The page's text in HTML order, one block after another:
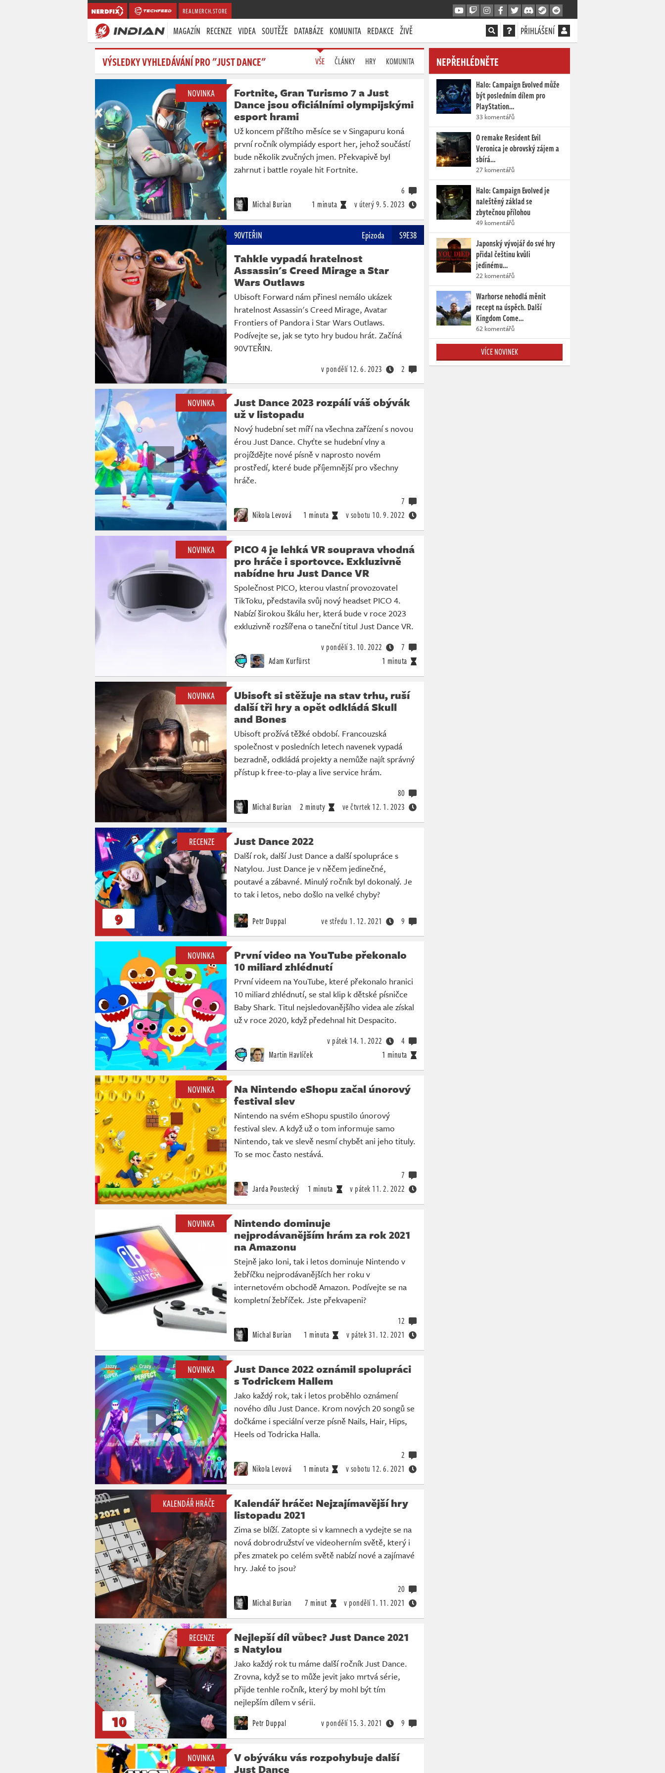
REALMERCH.STORE
MAGAZÍN RECENZE VIDEA SOUTĚŽE DATABÁZE KOMUNITA REDAKCE ŽIVĚ PŘIHLÁŠENÍ
VÝSLEDKY VYHLEDÁVÁNÍ PRO "JUST DANCE" VŠE ČLÁNKY HRY KOMUNITA
NOVINKA
Fortnite, Gran Turismo 7 a Just
Dance jsou oficiálními olympijskými
esport hrami
Už koncem příštího měsíce se v Singapuru koná
první ročník olympiády esport her, jehož součástí
bude několik zvučných jmen. Překvapivě byl
zahrnut i battle royale hit Fortnite.
Michal Burian 1 minuta v úterý9. 5. 2023
6
90VTEŘIN Epizoda S9E38
Tahkle vypadá hratelnost
Assassin's Creed Mirage a Star
Wars Outlaws
Ubisoft Forward nám přinesl nemálo ukázek
hratelnost Assassin's Creed Mirage, Avatar
Frontiers of Pandora i Star Wars Outlaws.
Podívejte se, jak se tyto hry budou hrát. Začíná
90VTEŘIN.
v pondělí12. 6. 2023 2
NOVINKA
Just Dance 2023 rozpálí váš obývák
už v listopadu
Nový hudební set míří na všechna zařízení s novou
érou Just Dance. Chyťte se hudební vlny a
projíždějte nové písně v naprosto novém
prostředí, které bude příjemnější pro všechny
hráče.
Nikola Levová 1 minuta v sobotu 10. 9. 2022
7
NOVINKA
PICO 4 je lehká VR souprava vhodná
pro hráče i sportovce. Exkluzivně
nabídne hru Just Dance VR
Společnost PICO, kterou vlastní provozovatel
TikToku, představila svůj nový headset PICO 4.
Nabízí širokou škálu her, která bude v roce 2023
exkluzivně rozšířena o taneční titul Just Dance VR.
Adam Kurfürst 1 minuta
v pondělí3. 10. 2022 7
NOVINKA
Ubisoft si stěžuje na stav trhu, ruší
další tři hry a opět odkládá Skull
and Bones
Ubisoft prožívá těžké období. Francouzská
společnost v posledních letech navenek vypadá
bezradně, odkládá projekty a nemůže najít správný
přístup k free-to-play a live service hrám.
Michal Burian 2 minuty ve čtvrtek 12. 1. 2023
80
RECENZE
9
Just Dance 2022
Další rok, další Just Dance a další spolupráce s
Natylou. Just Dance je v něčem jedinečné,
poutavé a zábavné. Minulý ročník byl dokonalý. Je
to tak i letos, nebo došlo na velké chyby?
Petr Duppal ve středu 1. 12. 2021 9
NOVINKA
První video na YouTube překonalo
10 miliard zhlédnutí
První videem na YouTube, které překonalo hranici
10 miliard zhlédnutí, se stal klip k dětské písničce
Baby Shark. Titul nejsledovanějšího videa ale získal
už v roce 2020, když předehnal hit Despacito.
Martin Havlíček 1 minuta
v pátek 14. 1. 2022 4
NOVINKA
Na Nintendo eShopu začal únorový
festival slev
Nintendo na svém eShopu spustilo únorový
festival slev. A když už o tom informuje samo
Nintendo, tak ve slevě nesmí chybět ani jeho tituly.
To se moc často nestává.
Jarda Poustecký 1 minuta v pátek 11. 2. 2022
7
NOVINKA
Nintendo dominuje
nejprodávanějším hrám za rok 2021
na Amazonu
Stejně jako loni, tak i letos dominuje Nintendo v
žebříčku nejprodávanějších her roku v
internetovém obchodě Amazon. Podívejte se na
kompletní žebříček. Jste překvapeni?
Michal Burian 1 minuta v pátek31. 12. 2021
12
NOVINKA
Just Dance 2022 oznámil spolupráci
s Todrickem Hallem
Jako každý rok, tak i letos proběhlo oznámení
nového dílu Just Dance. Krom nových 20 songů se
dočkáme i speciální verze písně Nails, Hair, Hips,
Heels od Todricka Halla.
Nikola Levová 1 minuta v sobotu 12. 6. 2021
2
KALENDÁŘ HRÁČE
Kalendář hráče: Nejzajímavější hry
listopadu 2021
Zima se blíží. Zatopte si v kamnech a vydejte se na
nová dobrodružství ve videoherním světě, který i
přes zmatek po celém světě nabízí nové a zajímavé
hry. Jaké to jsou?
Michal Burian 7 minut v pondělí1. 11. 2021
20
RECENZE
10
Nejlepší díl vůbec? Just Dance 2021
s Natylou
Jako každý rok tu máme další ročník Just Dance.
Zrovna, když se to může jevit jako mrtvá série,
přijde tenhle ročník, který by mohl být tím
nejlepším dílem v sérii.
Petr Duppal v pondělí15. 3. 2021 9
NOVINKA
V obýváku vás rozpohybuje další
Just Dance
NEPŘEHLÉDNĚTE
Halo: Campaign Evolved může
být posledním dílem pro
PlayStation…
33 komentářů
O remake Resident Evil
Veronica je obrovský zájem a
sbírá…
27 komentářů
Halo: Campaign Evolved je
naleštěný základ se
zbytečnou přílohou
49 komentářů
Japonský vývojář do své hry
přidal češtinu kvůli
jedinému…
22 komentářů
Warhorse nehodlá měnit
recept na úspěch. Další
Kingdom Come…
62 komentářů
VÍCE NOVINEK